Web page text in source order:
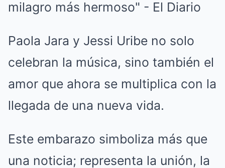
Paola Jara y Jessi Uribe no solo
celebran la música, sino también el
amor que ahora se multiplica con la
llegada de una nueva vida.
Este embarazo simboliza más que
una noticia; representa la unión, la